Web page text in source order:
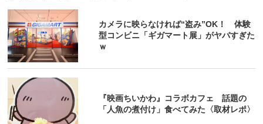
カメラに映らなければ“盗み”OK！ 体験
型コンビニ「ギガマート展」がヤバすぎた
ｗ
『映画ちいかわ』コラボカフェ 話題の
「人魚の煮付け」食べてみた〈取材レポ〉